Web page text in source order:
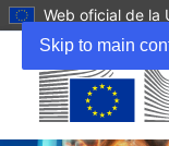
Skip to main
Web oficial de la